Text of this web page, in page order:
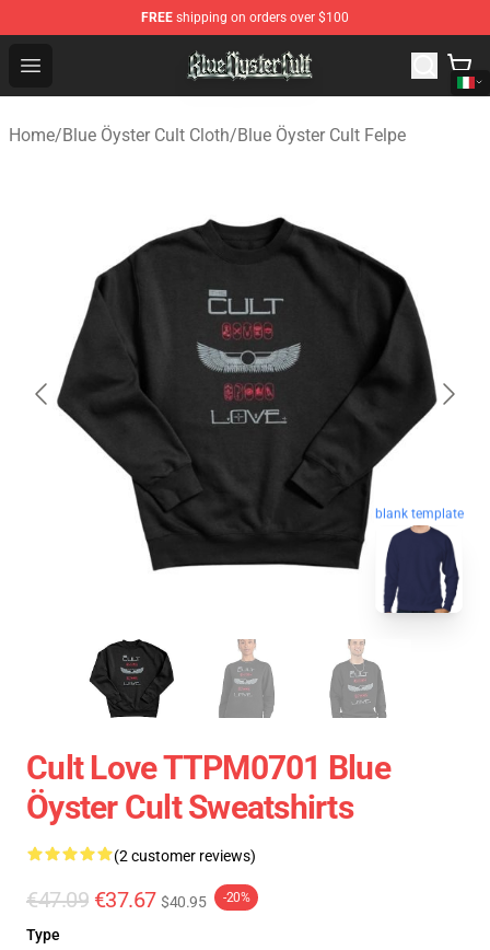
FREE shipping on orders over $100
Open menu
Blue Öyster Cult Store - Official Blue Öyster Cult
Home/Blue Öyster Cult Cloth/Blue Öyster Cult Felpe
blank template
Cult Love TTPM0701 Blue
Öyster Cult Sweatshirts
(2 customer reviews)
€47.09 €37.67 $40.95 -20%
Type